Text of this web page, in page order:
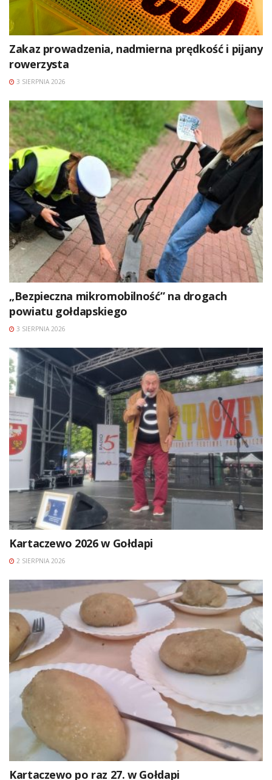
Zakaz prowadzenia, nadmierna prędkość i pijany
rowerzysta
3 SIERPNIA 2026
„Bezpieczna mikromobilność” na drogach
powiatu gołdapskiego
3 SIERPNIA 2026
Kartaczewo 2026 w Gołdapi
2 SIERPNIA 2026
Kartaczewo po raz 27. w Gołdapi